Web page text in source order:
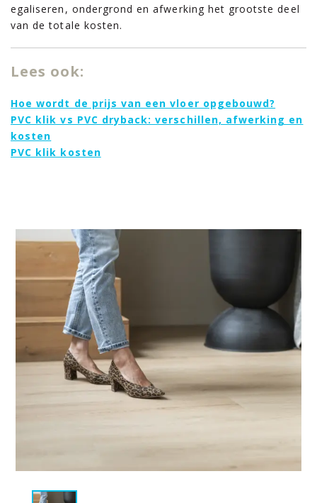
egaliseren, ondergrond en afwerking het grootste deel
van de totale kosten.
Lees ook:
Hoe wordt de prijs van een vloer opgebouwd?
PVC klik vs PVC dryback: verschillen, afwerking en
kosten
PVC klik kosten